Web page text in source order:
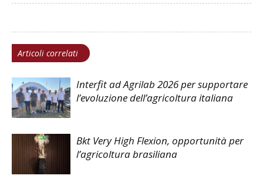
Articoli correlati
Interfit ad Agrilab 2026 per supportare
l’evoluzione dell’agricoltura italiana
Bkt Very High Flexion, opportunità per
l’agricoltura brasiliana